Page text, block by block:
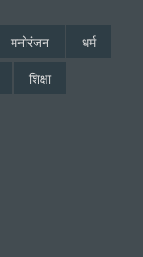
मनोरंजन
धर्म
शिक्षा